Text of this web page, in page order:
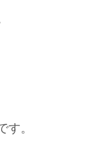
す。